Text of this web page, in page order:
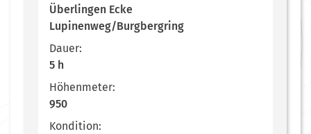
Überlingen Ecke
Lupinenweg/Burgbergring
Dauer:
5 h
Höhenmeter:
950
Kondition: